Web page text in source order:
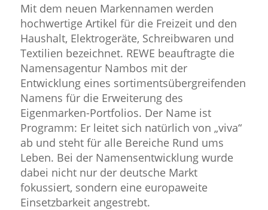
Mit dem neuen Markennamen werden
hochwertige Artikel für die Freizeit und den
Haushalt, Elektrogeräte, Schreibwaren und
Textilien bezeichnet. REWE beauftragte die
Namensagentur Nambos mit der
Entwicklung eines sortimentsübergreifenden
Namens für die Erweiterung des
Eigenmarken-Portfolios. Der Name ist
Programm: Er leitet sich natürlich von „viva“
ab und steht für alle Bereiche Rund ums
Leben. Bei der Namensentwicklung wurde
dabei nicht nur der deutsche Markt
fokussiert, sondern eine europaweite
Einsetzbarkeit angestrebt.